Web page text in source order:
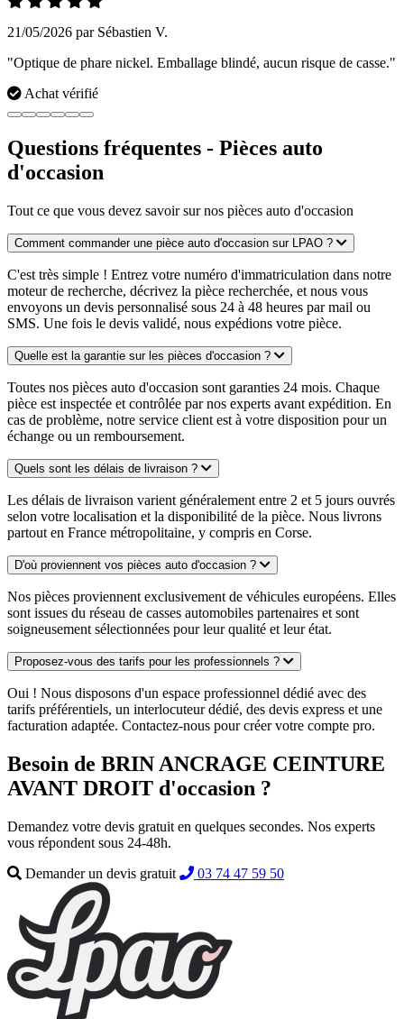
21/05/2026 par Sébastien V.
"Optique de phare nickel. Emballage blindé, aucun risque de casse."
Achat vérifié
Questions fréquentes - Pièces auto
d'occasion
Tout ce que vous devez savoir sur nos pièces auto d'occasion
Comment commander une pièce auto d'occasion sur LPAO ?
C'est très simple ! Entrez votre numéro d'immatriculation dans notre
moteur de recherche, décrivez la pièce recherchée, et nous vous
envoyons un devis personnalisé sous 24 à 48 heures par mail ou
SMS. Une fois le devis validé, nous expédions votre pièce.
Quelle est la garantie sur les pièces d'occasion ?
Toutes nos pièces auto d'occasion sont garanties 24 mois. Chaque
pièce est inspectée et contrôlée par nos experts avant expédition. En
cas de problème, notre service client est à votre disposition pour un
échange ou un remboursement.
Quels sont les délais de livraison ?
Les délais de livraison varient généralement entre 2 et 5 jours ouvrés
selon votre localisation et la disponibilité de la pièce. Nous livrons
partout en France métropolitaine, y compris en Corse.
D'où proviennent vos pièces auto d'occasion ?
Nos pièces proviennent exclusivement de véhicules européens. Elles
sont issues du réseau de casses automobiles partenaires et sont
soigneusement sélectionnées pour leur qualité et leur état.
Proposez-vous des tarifs pour les professionnels ?
Oui ! Nous disposons d'un espace professionnel dédié avec des
tarifs préférentiels, un interlocuteur dédié, des devis express et une
facturation adaptée. Contactez-nous pour créer votre compte pro.
Besoin de BRIN ANCRAGE CEINTURE
AVANT DROIT d'occasion ?
Demandez votre devis gratuit en quelques secondes. Nos experts
vous répondent sous 24-48h.
Demander un devis gratuit
03 74 47 59 50